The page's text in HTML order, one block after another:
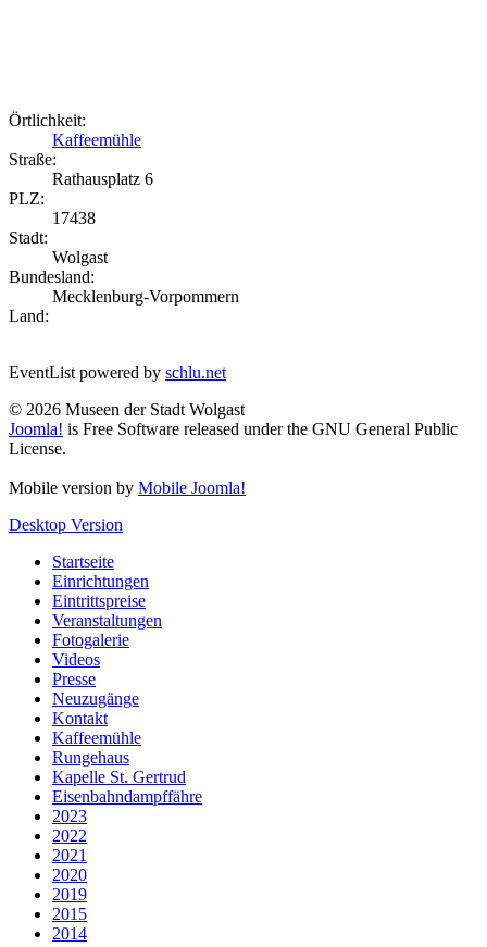
Örtlichkeit:
Kaffeemühle
Straße:
Rathausplatz 6
PLZ:
17438
Stadt:
Wolgast
Bundesland:
Mecklenburg-Vorpommern
Land:
EventList powered by schlu.net
© 2026 Museen der Stadt Wolgast
Joomla! is Free Software released under the GNU General Public
License.
Mobile version by Mobile Joomla!
Desktop Version
Startseite
Einrichtungen
Eintrittspreise
Veranstaltungen
Fotogalerie
Videos
Presse
Neuzugänge
Kontakt
Kaffeemühle
Rungehaus
Kapelle St. Gertrud
Eisenbahndampffähre
2023
2022
2021
2020
2019
2015
2014